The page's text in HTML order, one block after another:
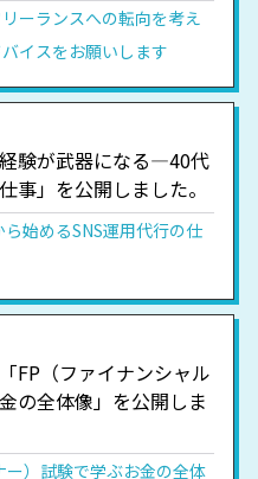
ーランスへの転向を考え
イスをお願いします
験が武器になる―40代
事」を公開しました。
始めるSNS運用代行の仕
FP（ファイナンシャル
の全体像」を公開しま
）試験で学ぶお金の全体